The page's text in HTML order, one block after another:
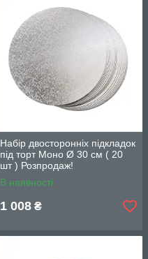
Набір двосторонніх підкладок
під торт Моно Ø 30 см ( 20
шт ) Розпродаж!
В наявності
1 008 ₴